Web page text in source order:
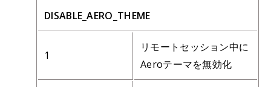
DISABLE_AERO_THEME
1
リモートセッション中に
Aeroテーマを無効化